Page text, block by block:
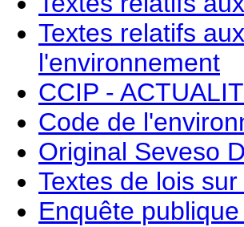
Textes relatifs
l'environnement
CCIP -
Code de
Original Seveso
Textes de lois
Enquête